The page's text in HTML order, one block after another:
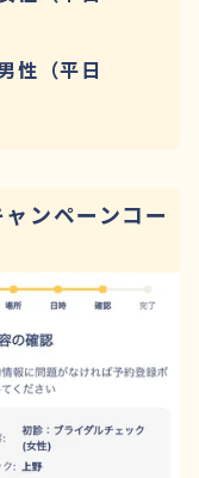
性（平日
ンペーンコー